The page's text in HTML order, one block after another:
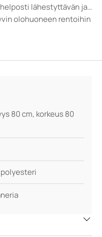
lähestyttävän ja
olohuoneen rentoihin
kutsuvan tunnelman
80 cm, korkeus 80
polyesteri